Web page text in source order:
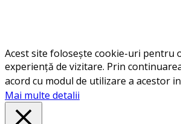
Acest site folosește cookie-uri pentru
experiență de vizitare. Prin
acord cu modul de utilizare a acestor
Mai multe detalii